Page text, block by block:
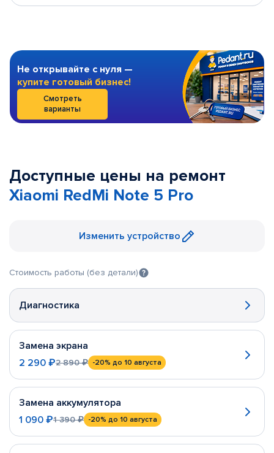
Не открывайте с нуля —
купите готовый бизнес!
Смотреть
варианты
Доступные цены на ремонт
Xiaomi RedMi Note 5 Pro
Изменить устройство
Стоимость работы (без детали)
Диагностика
Замена экрана
2 290 ₽2 890 ₽ -20% до 10 августа
Замена аккумулятора
1 090 ₽1 390 ₽ -20% до 10 августа